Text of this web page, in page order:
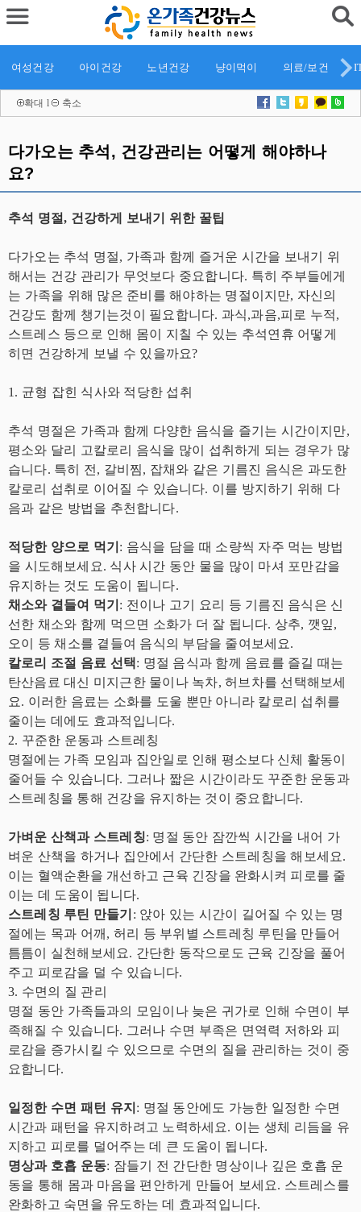
여성건강 아이건강 노년건강 냥이먹이 의료/보건
확대 l 축소
다가오는 추석, 건강관리는 어떻게 해야하나
요?
추석 명절, 건강하게 보내기 위한 꿀팁
다가오는 추석 명절, 가족과 함께 즐거운 시간을 보내기 위
해서는 건강 관리가 무엇보다 중요합니다. 특히 주부들에게
는 가족을 위해 많은 준비를 해야하는 명절이지만, 자신의
건강도 함께 챙기는것이 필요합니다. 과식,과음,피로 누적,
스트레스 등으로 인해 몸이 지칠 수 있는 추석연휴 어떻게
히면 건강하게 보낼 수 있을까요?
1. 균형 잡힌 식사와 적당한 섭취
추석 명절은 가족과 함께 다양한 음식을 즐기는 시간이지만,
평소와 달리 고칼로리 음식을 많이 섭취하게 되는 경우가 많
습니다. 특히 전, 갈비찜, 잡채와 같은 기름진 음식은 과도한
칼로리 섭취로 이어질 수 있습니다. 이를 방지하기 위해 다
음과 같은 방법을 추천합니다.
적당한 양으로 먹기 : 음식을 담을 때 소량씩 자주 먹는 방법
을 시도해보세요. 식사 시간 동안 물을 많이 마셔 포만감을
유지하는 것도 도움이 됩니다.
채소와 곁들여 먹기 : 전이나 고기 요리 등 기름진 음식은 신
선한 채소와 함께 먹으면 소화가 더 잘 됩니다. 상추, 깻잎,
오이 등 채소를 곁들여 음식의 부담을 줄여보세요.
칼로리 조절 음료 선택: 명절 음식과 함께 음료를 즐길 때는
탄산음료 대신 미지근한 물이나 녹차, 허브차를 선택해보세
요. 이러한 음료는 소화를 도울 뿐만 아니라 칼로리 섭취를
줄이는 데에도 효과적입니다.
2. 꾸준한 운동과 스트레칭
명절에는 가족 모임과 집안일로 인해 평소보다 신체 활동이
줄어들 수 있습니다. 그러나 짧은 시간이라도 꾸준한 운동과
스트레칭을 통해 건강을 유지하는 것이 중요합니다.
가벼운 산책과 스트레칭: 명절 동안 잠깐씩 시간을 내어 가
벼운 산책을 하거나 집안에서 간단한 스트레칭을 해보세요.
이는 혈액순환을 개선하고 근육 긴장을 완화시켜 피로를 줄
이는 데 도움이 됩니다.
스트레칭 루틴 만들기 : 앉아 있는 시간이 길어질 수 있는 명
절에는 목과 어깨, 허리 등 부위별 스트레칭 루틴을 만들어
틈틈이 실천해보세요. 간단한 동작으로도 근육 긴장을 풀어
주고 피로감을 덜 수 있습니다.
3. 수면의 질 관리
명절 동안 가족들과의 모임이나 늦은 귀가로 인해 수면이 부
족해질 수 있습니다. 그러나 수면 부족은 면역력 저하와 피
로감을 증가시킬 수 있으므로 수면의 질을 관리하는 것이 중
요합니다.
일정한 수면 패턴 유지 : 명절 동안에도 가능한 일정한 수면
시간과 패턴을 유지하려고 노력하세요. 이는 생체 리듬을 유
지하고 피로를 덜어주는 데 큰 도움이 됩니다.
명상과 호흡 운동: 잠들기 전 간단한 명상이나 깊은 호흡 운
동을 통해 몸과 마음을 편안하게 만들어 보세요. 스트레스를
완화하고 숙면을 유도하는 데 효과적입니다.